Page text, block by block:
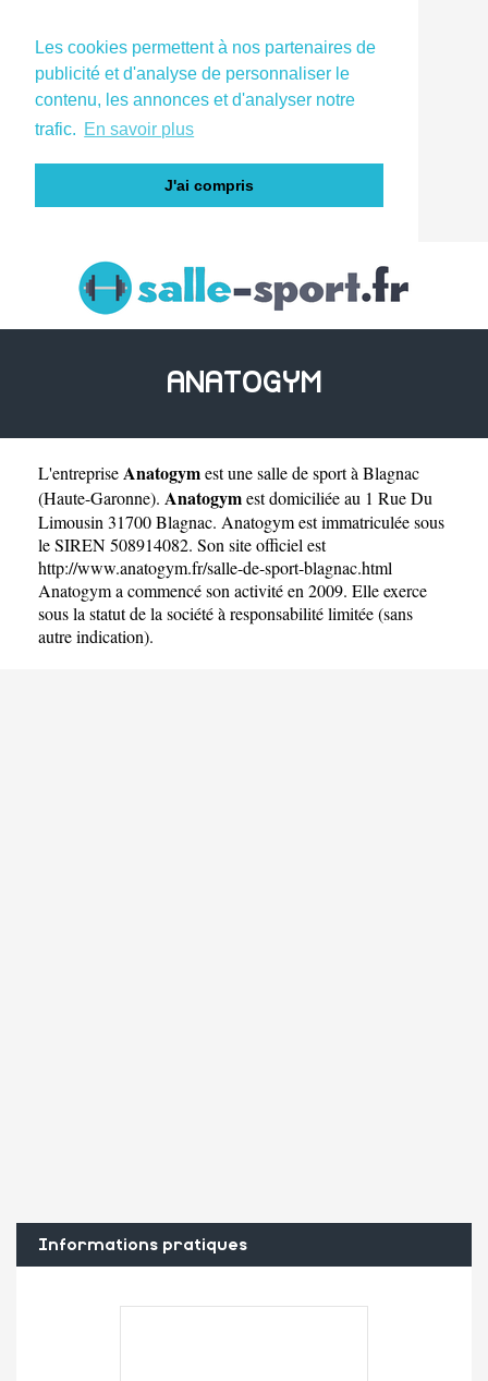
Les cookies permettent à nos partenaires de
publicité et d'analyse de personnaliser le
contenu, les annonces et d'analyser notre
trafic. En savoir plus
J'ai compris
ANATOGYM
L'entrepriseAnatogymest unesalle de sport à Blagnac
(Haute-Garonne). Anatogymest domiciliée au 1 Rue Du
Limousin 31700 Blagnac. Anatogym est immatriculée sous
le SIREN 508914082. Son site officiel est
http://www.anatogym.fr/salle-de-sport-blagnac.html
Anatogym a commencé son activité en 2009. Elle exerce
sous la statut de la société à responsabilité limitée (sans
autre indication).
Informations pratiques